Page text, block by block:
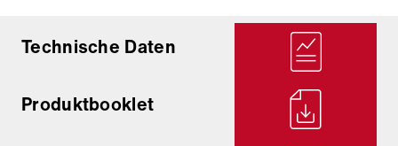
Technische Daten
Produktbooklet